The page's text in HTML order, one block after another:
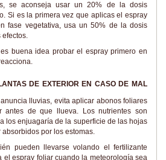
se aconseja usar un 20% de la dosis
Si es la primera vez que aplicas el espray
fase vegetativa, usa un 50% de la dosis
efectos.
buena idea probar el espray primero en
DE EXTERIOR EN CASO DE MAL
lluvias, evita aplicar abonos foliares
antes de que llueva. Los nutrientes son
los enjuagaría de la superficie de las hojas
por los estomas.
pueden llevarse volando el fertilizante
el espray foliar cuando la meteorología sea